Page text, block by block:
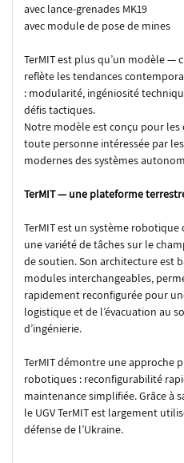
avec lance-grenades MK19
avec module de pose de mines
TerMIT est plus qu’un modèle —
reflète les tendances
: modularité, ingéniosité
défis tactiques.
Notre modèle est conçu pour
toute personne intéressée par
modernes des systèmes
TerMIT — une plateforme
TerMIT est un système
une variété de tâches sur le
de soutien. Son architecture est
modules interchangeables,
rapidement reconfigurée pour
logistique et de l’évacuation au
d’ingénierie.
TerMIT démontre une approche
robotiques : reconfigurabilité
maintenance simplifiée. Grâce à
le UGV TerMIT est largement
défense de l’Ukraine.